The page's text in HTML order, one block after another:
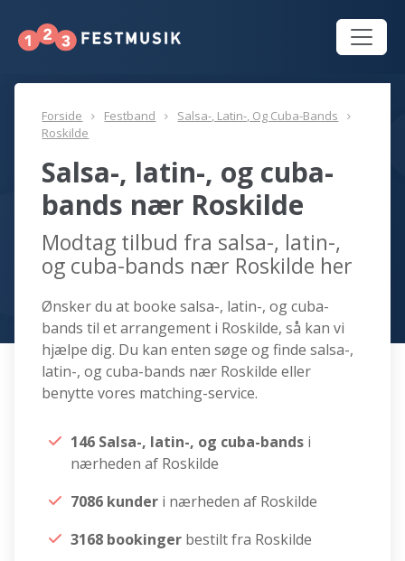
Forside Festband
Salsa-, Latin-, Og Cuba-Bands
Roskilde
Salsa-, latin-, og cuba-
bands nær Roskilde
Modtag tilbud fra salsa-, latin-,
og cuba-bands nær Roskilde her
Ønsker du at booke salsa-, latin-, og cuba-
bands til et arrangement i Roskilde, så kan vi
hjælpe dig. Du kan enten søge og finde salsa-,
latin-, og cuba-bands nær Roskilde eller
benytte vores matching-service.
146 Salsa-, latin-, og cuba-bands i
nærheden af Roskilde
7086 kunder i nærheden af Roskilde
3168 bookinger bestilt fra Roskilde